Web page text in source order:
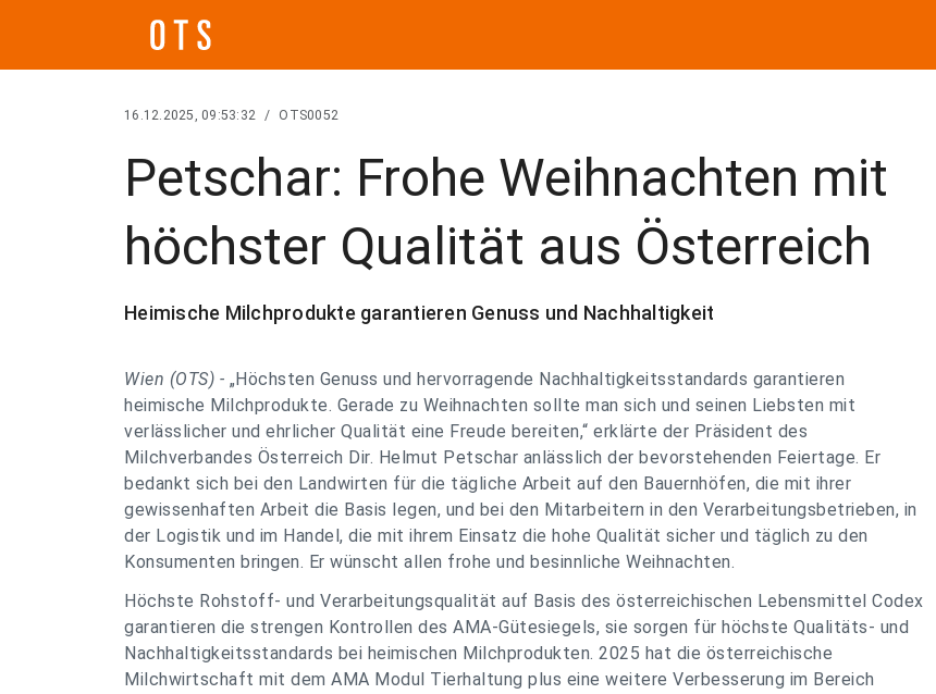
16.12.2025, 09:53:32 / OTS0052
Petschar: Frohe Weihnachten mit
höchster Qualität aus Österreich
Heimische Milchprodukte garantieren Genuss und Nachhaltigkeit
Wien (OTS) - „Höchsten Genuss und hervorragende Nachhaltigkeitsstandards garantieren
heimische Milchprodukte. Gerade zu Weihnachten sollte man sich und seinen Liebsten mit
verlässlicher und ehrlicher Qualität eine Freude bereiten,“ erklärte der Präsident des
Milchverbandes Österreich Dir. Helmut Petschar anlässlich der bevorstehenden Feiertage. Er
bedankt sich bei den Landwirten für die tägliche Arbeit auf den Bauernhöfen, die mit ihrer
gewissenhaften Arbeit die Basis legen, und bei den Mitarbeitern in den Verarbeitungsbetrieben, in
der Logistik und im Handel, die mit ihrem Einsatz die hohe Qualität sicher und täglich zu den
Konsumenten bringen. Er wünscht allen frohe und besinnliche Weihnachten.
Höchste Rohstoff- und Verarbeitungsqualität auf Basis des österreichischen Lebensmittel Codex
garantieren die strengen Kontrollen des AMA-Gütesiegels, sie sorgen für höchste Qualitäts- und
Nachhaltigkeitsstandards bei heimischen Milchprodukten. 2025 hat die österreichische
Milchwirtschaft mit dem AMA Modul Tierhaltung plus eine weitere Verbesserung im Bereich